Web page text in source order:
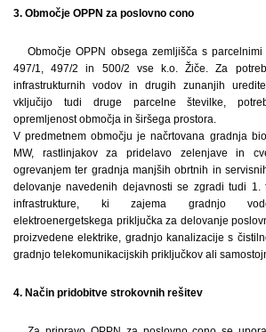
3. Območje OPPN za poslovno cono
Območje OPPN obsega zemljišča s parcelnimi
497/1, 497/2 in 500/2 vse k.o. Žiče. Za
infrastrukturnih vodov in drugih zunanjih
vključijo tudi druge parcelne številke,
opremljenost območja in širšega prostora.
V predmetnem območju je načrtovana gradnja
MW, rastlinjakov za pridelavo zelenjave in
ogrevanjem ter gradnja manjših obrtnih in
delovanje navedenih dejavnosti se zgradi tudi 1.
infrastrukture, ki zajema gradnjo
elektroenergetskega priključka za delovanje
proizvedene elektrike, gradnjo kanalizacije s
gradnjo telekomunikacijskih priključkov ali
4. Način pridobitve strokovnih rešitev